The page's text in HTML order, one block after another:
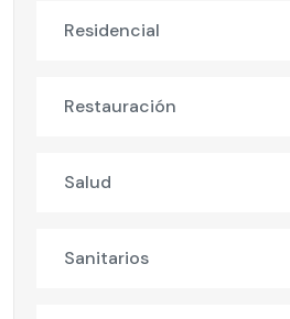
Residencial
Restauración
Salud
Sanitarios